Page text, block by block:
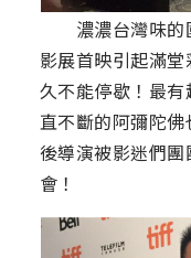
濃濃台灣味的
影展首映引起滿
久不能停歇！最
直不斷的阿彌陀
後導演被影迷們
會！